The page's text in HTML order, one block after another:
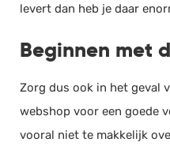
levert dan heb je daar
Beginnen met
Zorg dus ook in het geval
webshop voor een goede
vooral niet te makkelijk